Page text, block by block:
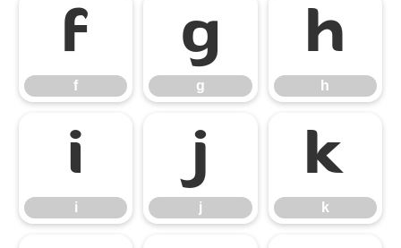
f
f
g
g
h
h
i
i
j
j
k
k